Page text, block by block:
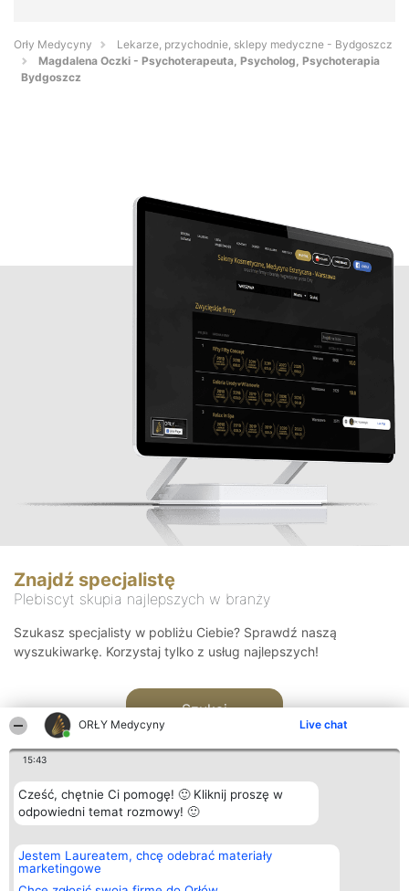
ORŁY Medycyny Live chat
15:43
Cześć, chętnie Ci pomogę! 🙂 Kliknij proszę w
odpowiedni temat rozmowy! 🙂
Jestem Laureatem, chcę odebrać materiały
marketingowe
Orły Medycyny
Lekarze, przychodnie, sklepy medyczne - Bydgoszcz
Magdalena Oczki - Psychoterapeuta, Psycholog, Psychoterapia
Bydgoszcz
Znajdź specjalistę
Plebiscyt skupia najlepszych w branży
Szukasz specjalisty w pobliżu Ciebie? Sprawdź naszą
wyszukiwarkę. Korzystaj tylko z usług najlepszych!
Szukaj
Organizator plebiscytu
Bright Side Solutions sp. z o.
o. sp. k.
ul. Ruska 22
Plebiscyt
Laureaci
wszystkich
Kontakt
Kontakt